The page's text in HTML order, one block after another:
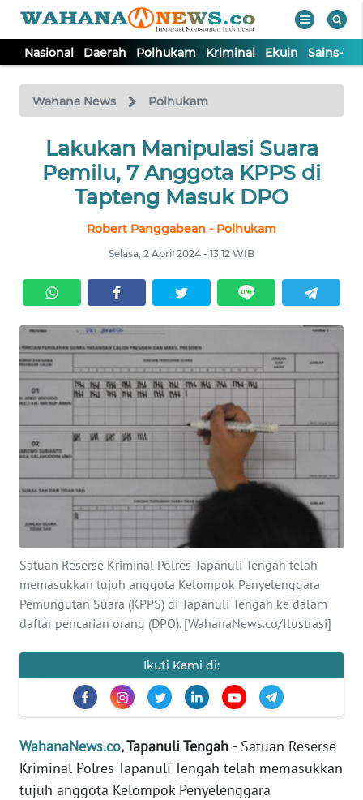
Nasional Daerah Polhukam Kriminal Ekuin Sains-
Wahana News Polhukam
Lakukan Manipulasi Suara
Pemilu, 7 Anggota KPPS di
Tapteng Masuk DPO
Robert Panggabean - Polhukam
Selasa, 2 April 2024 - 13:12 WIB
Satuan Reserse Kriminal Polres Tapanuli Tengah telah
memasukkan tujuh anggota Kelompok Penyelenggara
Pemungutan Suara (KPPS) di Tapanuli Tengah ke dalam
daftar pencarian orang (DPO). [WahanaNews.co/Ilustrasi]
Ikuti Kami di:
WahanaNews.co, Tapanuli Tengah -Satuan Reserse
Kriminal Polres Tapanuli Tengah telah memasukkan
tujuh anggota Kelompok Penyelenggara
TV
Tutup
NASIONAL
POLHUKAM
KRIMINAL
EKUIN
SAINS-TEKNO
INTERNASIONAL
SERBA-SERBI
PENDIDIKAN
OLAHRAGA
EDITORIAL
INDEKS
BERITA